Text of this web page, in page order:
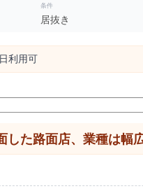
条件
居抜き
利⽤可
店、業種は幅広く対応